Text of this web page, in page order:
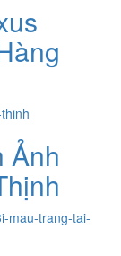
Ảnh